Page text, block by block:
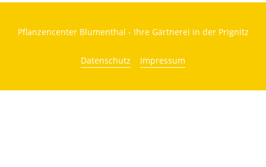
Pflanzencenter Blumenthal - Ihre Gärtnerei in der Prignitz
Datenschutz Impressum